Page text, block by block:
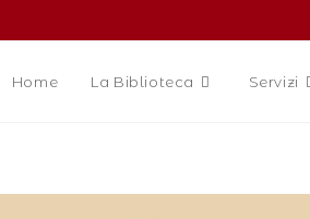
Home La Biblioteca Servizi